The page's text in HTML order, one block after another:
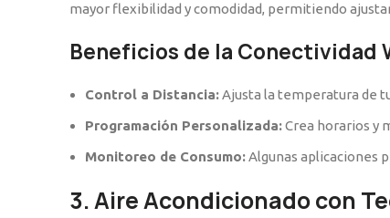
mayor flexibilidad y comodidad, permitiendo
Beneficios de la Conectividad
Control a Distancia:Ajusta la temperatura de
Programación Personalizada:Crea horarios y
Monitoreo de Consumo:Algunas aplicaciones
3. Aire Acondicionado con